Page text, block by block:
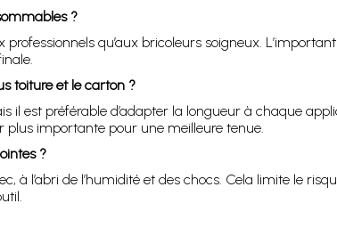
?
qu’aux bricoleurs soigneux.
toiture et le carton ?
il est préférable d’adapter la longueur à chaque
importante pour une meilleure tenue.
?
à l’abri de l’humidité et des chocs. Cela limite le